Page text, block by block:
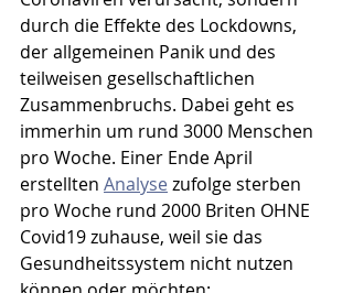
durch die Effekte des Lockdowns,
der allgemeinen Panik und des
teilweisen gesellschaftlichen
Zusammenbruchs. Dabei geht es
immerhin um rund 3000 Menschen
pro Woche. Einer Ende April
erstellten Analyse zufolge sterben
pro Woche rund 2000 Briten OHNE
Covid19 zuhause, weil sie das
Gesundheitssystem nicht nutzen